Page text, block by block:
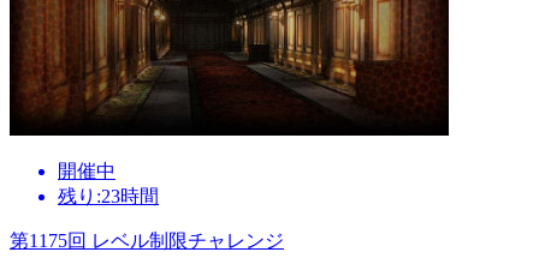
開催中
残り:23時間
第1175回 レベル制限チャレンジ